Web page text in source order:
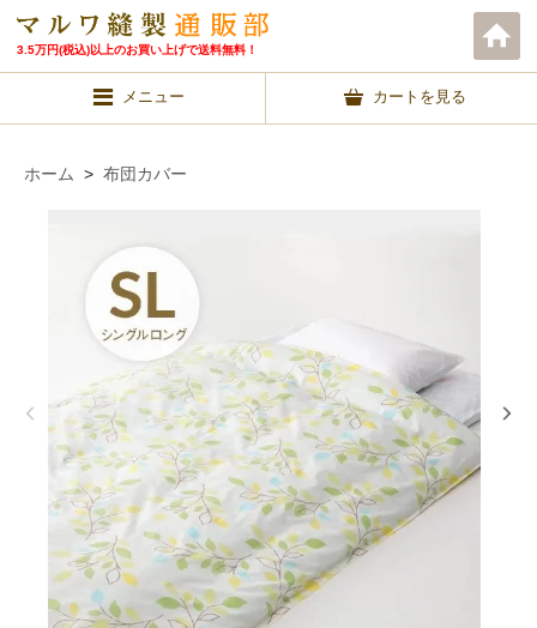
3.5万円(税込)以上のお買い上げで送料無料！
メニュー カートを見る
ホーム > 布団カバー